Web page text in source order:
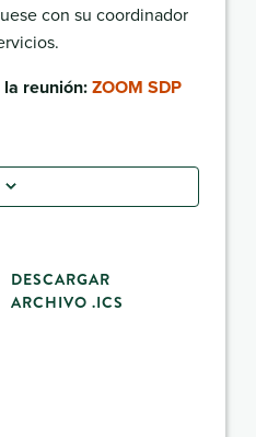
con su coordinador
reunión:ZOOM SDP
DESCARGAR
ARCHIVO .ICS